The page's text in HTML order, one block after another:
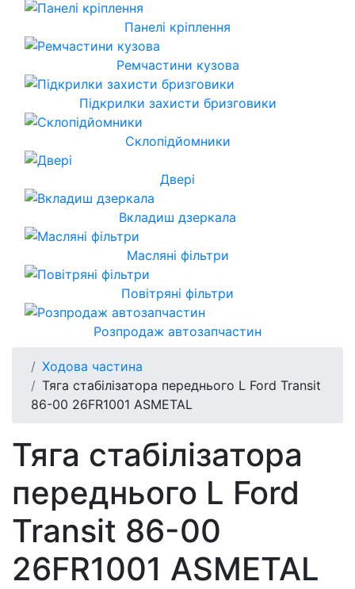
Панелі кріплення
Ремчастини кузова
Підкрилки захисти бризговики
Склопідйомники
Двері
Вкладиш дзеркала
Масляні фільтри
Повітряні фільтри
Розпродаж автозапчастин
Ходова частина
Тяга стабілізатора переднього L Ford Transit
86-00 26FR1001 ASMETAL
Тяга стабілізатора
переднього L Ford
Transit 86-00
26FR1001 ASMETAL